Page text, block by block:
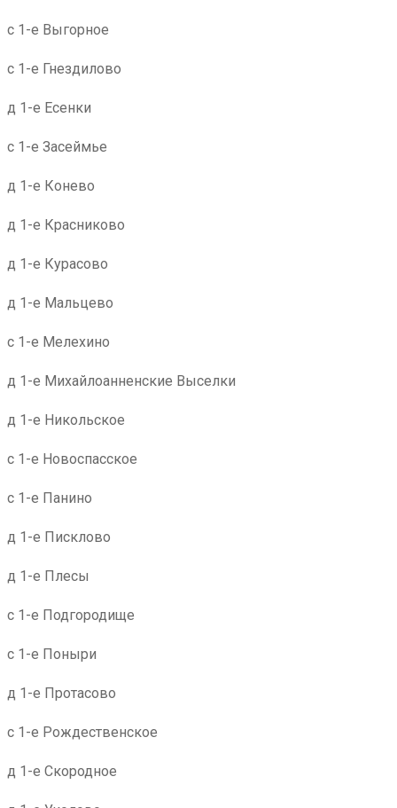
с 1-е Выгорное
с 1-е Гнездилово
д 1-е Есенки
с 1-е Засеймье
д 1-е Конево
д 1-е Красниково
д 1-е Курасово
д 1-е Мальцево
с 1-е Мелехино
д 1-е Михайлоанненские Выселки
д 1-е Никольское
с 1-е Новоспасское
с 1-е Панино
д 1-е Писклово
д 1-е Плесы
с 1-е Подгородище
с 1-е Поныри
д 1-е Протасово
с 1-е Рождественское
д 1-е Скородное